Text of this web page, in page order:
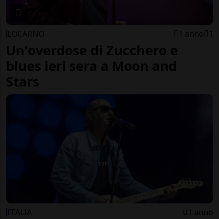
LOCARNO 1 anno 1
Un'overdose di Zucchero e
blues ieri sera a Moon and
Stars
ITALIA 1 anno